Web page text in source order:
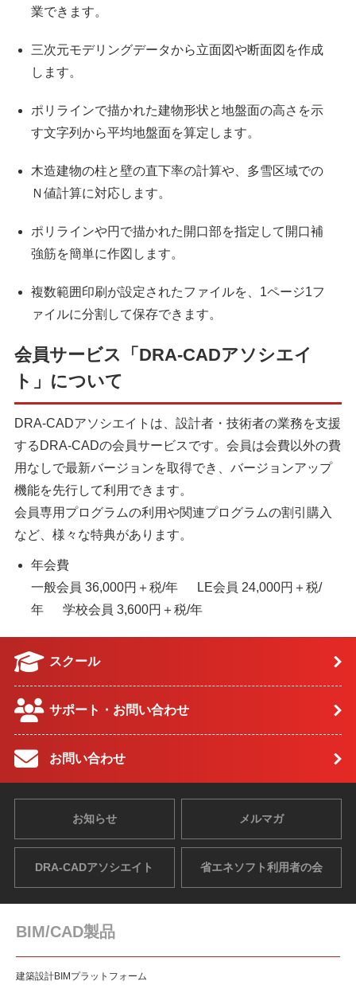
業できます。
三次元モデリングデータから立面図や断面図を作成
します。
ポリラインで描かれた建物形状と地盤面の高さを示
す文字列から平均地盤面を算定します。
木造建物の柱と壁の直下率の計算や、多雪区域での
Ｎ値計算に対応します。
ポリラインや円で描かれた開口部を指定して開口補
強筋を簡単に作図します。
複数範囲印刷が設定されたファイルを、1ページ1フ
ァイルに分割して保存できます。
会員サービス「DRA-CADアソシエイ
ト」について
DRA-CADアソシエイトは、設計者・技術者の業務を支援
するDRA-CADの会員サービスです。会員は会費以外の費
用なしで最新バージョンを取得でき、バージョンアップ
機能を先行して利用できます。
会員専用プログラムの利用や関連プログラムの割引購入
など、様々な特典があります。
年会費
一般会員 36,000円＋税/年 LE会員 24,000円＋税/
年 学校会員 3,600円＋税/年
スクール
サポート・お問い合わせ
お問い合わせ
お知らせ メルマガ
DRA-CADアソシエイト 省エネソフト利用者の会
BIM/CAD製品
建築設計BIMプラットフォーム